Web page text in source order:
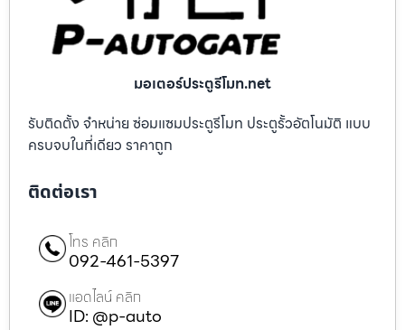
มอเตอร์ประตูรีโมท.net
รับติดตั้ง จำหน่าย ซ่อมแซมประตูรีโมท ประตูรั้วอัตโนมัติ แบบ
ครบจบในที่เดียว ราคาถูก
ติดต่อเรา
โทร คลิก
092-461-5397
แอดไลน์ คลิก
ID: @p-auto